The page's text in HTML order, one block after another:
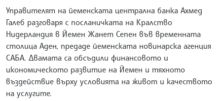
Управителят на йеменската централна банка Ахмед
Галеб разговаря с посланичката на Кралство
Нидерландия в Йемен Жанет Сепен във временната
столица Аден, предаде йеменската новинарска агенция
САБА. Двамата са обсъдили финансовото и
икономическото развитие на Йемен и тяхното
въздействие върху условията на живот и качеството
на услугите.